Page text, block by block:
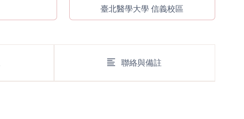
臺北醫學大學 信義校區
聯絡與備註